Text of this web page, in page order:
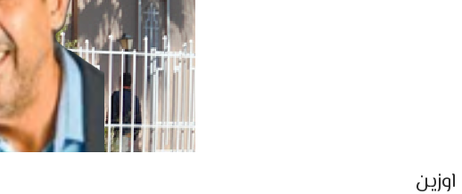
اوزين